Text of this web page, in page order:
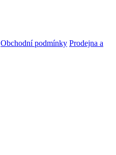
Obchodní podmínky Prodejna a